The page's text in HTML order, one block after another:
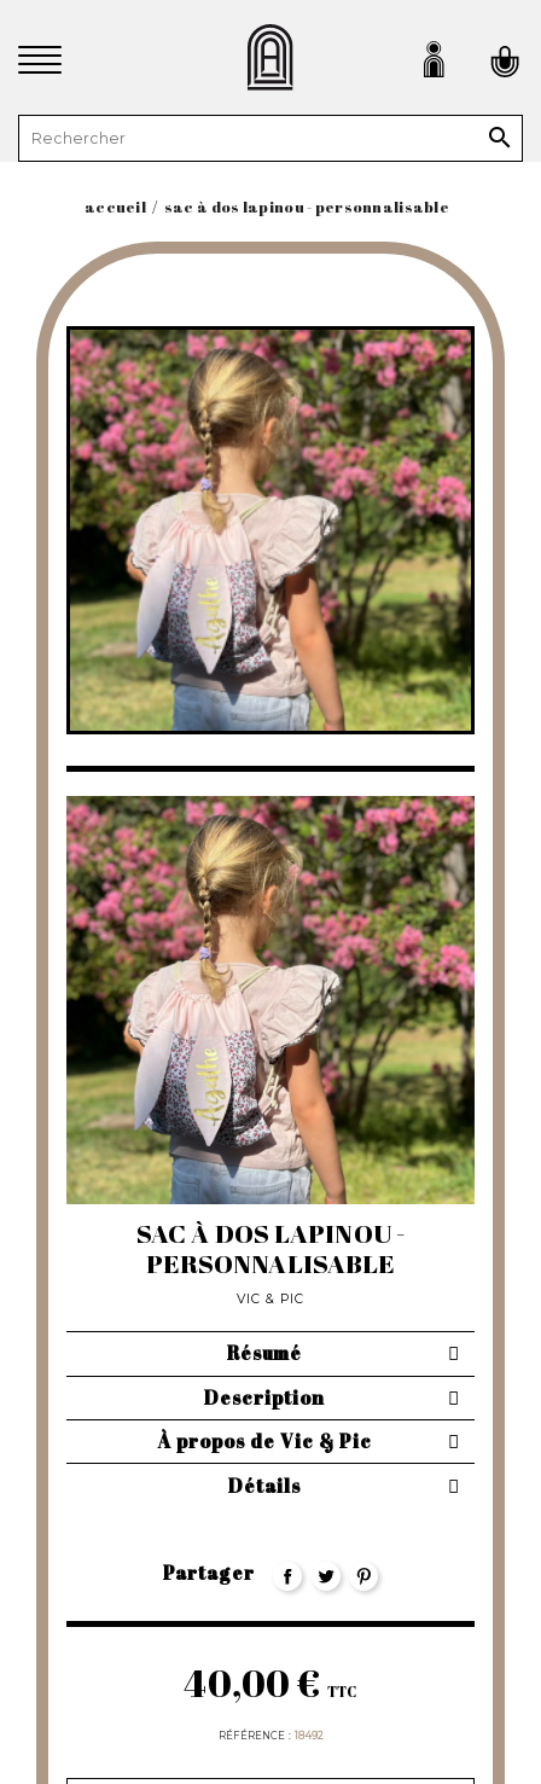

accueil sac à dos lapinou - personnalisable
SAC À DOS LAPINOU -
PERSONNALISABLE
VIC & PIC
Résumé
Description
À propos de Vic & Pic
Détails
Partager
40,00 € TTC
RÉFÉRENCE 18492